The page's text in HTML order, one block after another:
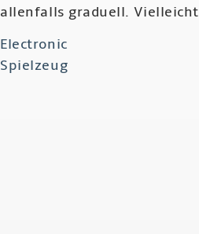
allenfalls graduell.
Electronic
Spielzeug